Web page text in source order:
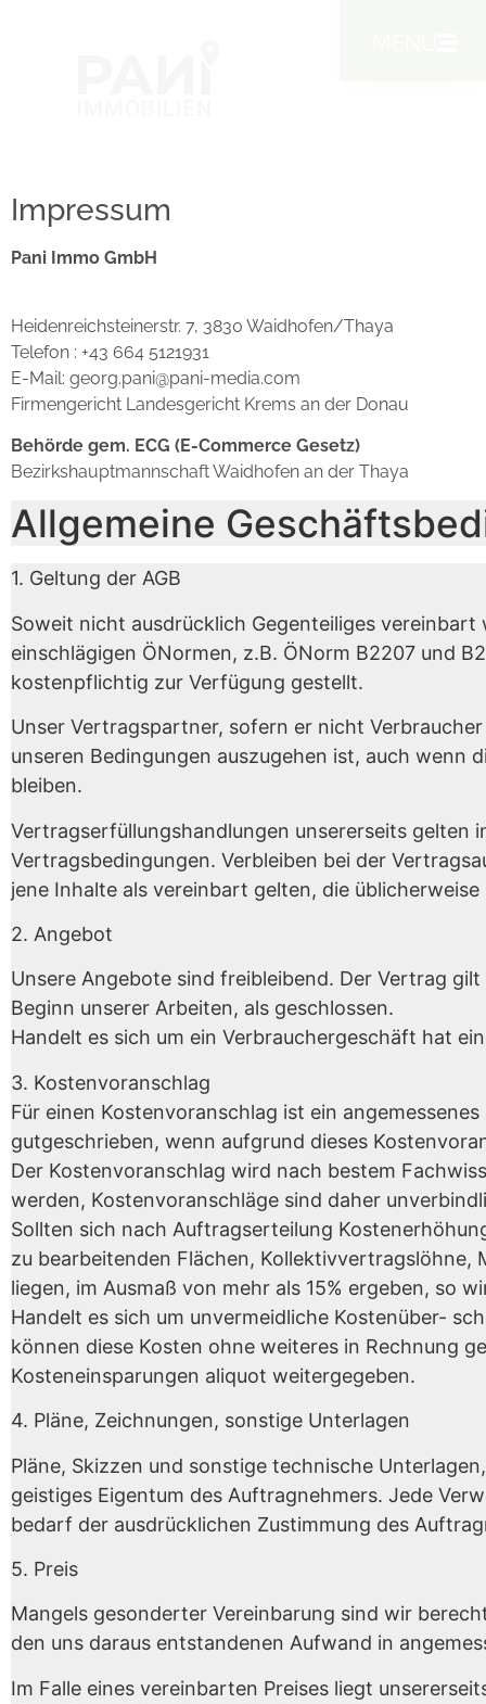
Impressum
Pani Immo GmbH
Heidenreichsteinerstr. 7, 3830 Waidhofen/Thaya
Telefon : +43 664 5121931
E-Mail: georg.pani@pani-media.com
Firmengericht Landesgericht Krems an der Donau
Behörde gem. ECG (E-Commerce Gesetz)
Bezirkshauptmannschaft Waidhofen an der Thaya
Allgemeine
1. Geltung der AGB
Soweit nicht ausdrücklich Gegenteiliges
einschlägigen ÖNormen, z.B. ÖNorm B2207 und
kostenpflichtig zur Verfügung gestellt.
Unser Vertragspartner, sofern er nicht
unseren Bedingungen auszugehen ist, auch wenn
bleiben.
Vertragserfüllungshandlungen unsererseits gelten
Vertragsbedingungen. Verbleiben bei der
jene Inhalte als vereinbart gelten, die
2. Angebot
Unsere Angebote sind freibleibend. Der Vertrag
Beginn unserer Arbeiten, als geschlossen.
Handelt es sich um ein Verbrauchergeschäft hat
3. Kostenvoranschlag
Für einen Kostenvoranschlag ist ein
gutgeschrieben, wenn aufgrund dieses
Der Kostenvoranschlag wird nach bestem
werden, Kostenvoranschläge sind daher
Sollten sich nach Auftragserteilung
zu bearbeitenden Flächen, Kollektivvertragslöhne,
liegen, im Ausmaß von mehr als 15% ergeben, so
Handelt es sich um unvermeidliche Kostenüber-
können diese Kosten ohne weiteres in Rechnung
Kosteneinsparungen aliquot weitergegeben.
4. Pläne, Zeichnungen, sonstige Unterlagen
Pläne, Skizzen und sonstige technische
geistiges Eigentum des Auftragnehmers. Jede
bedarf der ausdrücklichen Zustimmung des
5. Preis
Mangels gesonderter Vereinbarung sind wir
den uns daraus entstandenen Aufwand in
Im Falle eines vereinbarten Preises liegt